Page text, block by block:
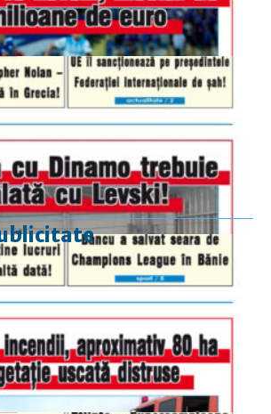
luni-vineri
9.00 - 17.00
duminică
9.00 - 12.00